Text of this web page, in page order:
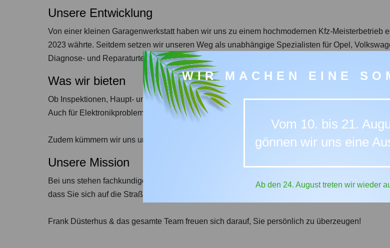
Unsere Entwicklung
Von einer kleinen Garagenwerkstatt haben wir uns zu einem hochmodernen Kfz-Meisterbetrieb
2023 währte. Seitdem setzen wir unseren Weg als unabhängige Spezialisten für Opel,
Diagnose- und Reparaturtechnik bieten wir einen Service, der dem eines Markenbetriebs in
Was wir bieten
Ob Inspektionen, Haupt- und Abgasuntersuchungen, Ölwechsel, Klimaanlagen-Check oder
Auch für Elektronikprobleme, Autoglas, Reifenservice oder den 24-Stunden-Annahmeservice
Zudem kümmern wir uns um Transporter, Wohnmobile und bieten einen Hol- und Bringservice
Unsere Mission
Bei uns stehen fachkundige Beratung, modernste Technologien und exzellenter Service im
dass Sie sich auf die Straße konzentrieren können. Kommen Sie vorbei und erleben Sie,
Frank Düsterhus & das gesamte Team freuen sich darauf, Sie persönlich zu überzeugen!
WIR MACHEN EINE
Vom 10. bis 21.
gönnen wir uns eine
Ab den 24. August treten wir wieder